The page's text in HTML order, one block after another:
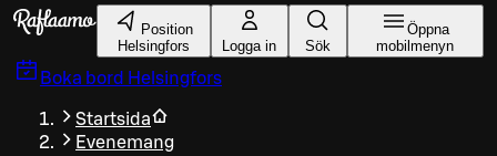
Gå till huvudinnehållet
Position
Helsingfors
Logga in Sök
Öppna
mobilmenyn
Boka bord Helsingfors
Startsida
Evenemang